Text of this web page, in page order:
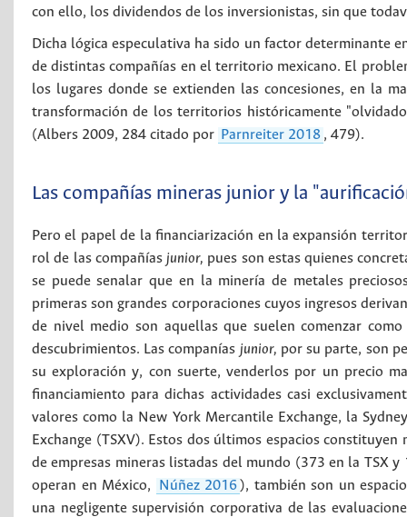
con ello, los dividendos de los inversionistas, sin que
Dicha lógica especulativa ha sido un factor determinante
de distintas compañías en el territorio mexicano. El
los lugares donde se extienden las concesiones, en la
transformación de los territorios históricamente
(Albers 2009, 284 citado por Parnreiter 2018 , 479).
Las compañías mineras junior y la
Pero el papel de la financiarización en la expansión
rol de las compañías junior, pues son estas quienes
se puede senalar que en la minería de metales
primeras son grandes corporaciones cuyos ingresos
de nivel medio son aquellas que suelen comenzar
descubrimientos. Las companías junior, por su parte, son
su exploración y, con suerte, venderlos por un precio
financiamiento para dichas actividades casi
valores como la New York Mercantile Exchange, la
Exchange (TSXV). Estos dos últimos espacios
de empresas mineras listadas del mundo (373 en la TSX
operan en México,
Núñez 2016 ), también son un
una negligente supervisión corporativa de las